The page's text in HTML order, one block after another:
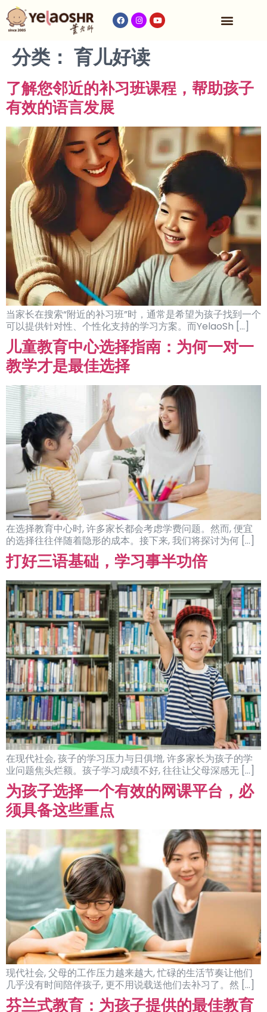
分类： 育儿好读
了解您邻近的补习班课程，帮助孩子
有效的语言发展
当家长在搜索“附近的补习班”时，通常是希望为孩子找到一个
可以提供针对性、个性化支持的学习方案。而YelaoSh […]
儿童教育中心选择指南：为何一对一
教学才是最佳选择
在选择教育中心时, 许多家长都会考虑学费问题。然而, 便宜
的选择往往伴随着隐形的成本。接下来, 我们将探讨为何 […]
打好三语基础，学习事半功倍
在现代社会, 孩子的学习压力与日俱增, 许多家长为孩子的学
业问题焦头烂额。孩子学习成绩不好, 往往让父母深感无 […]
为孩子选择一个有效的网课平台，必
须具备这些重点
现代社会, 父母的工作压力越来越大, 忙碌的生活节奏让他们
几乎没有时间陪伴孩子, 更不用说载送他们去补习了。然 […]
芬兰式教育：为孩子提供的最佳教育